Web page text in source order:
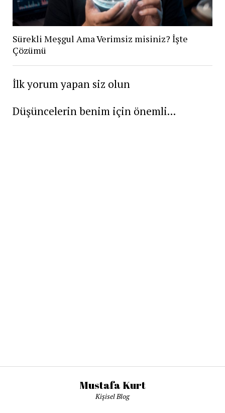
Sürekli Meşgul Ama Verimsiz misiniz? İşte
Çözümü
İlk yorum yapan siz olun
Düşüncelerin benim için önemli...
Mustafa Kurt
Kişisel Blog